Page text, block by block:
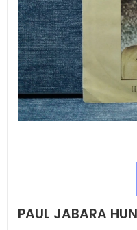
PAUL JABARA